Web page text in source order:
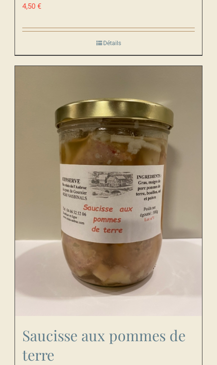
4,50 €
Détails
Saucisse aux pommes de
terre